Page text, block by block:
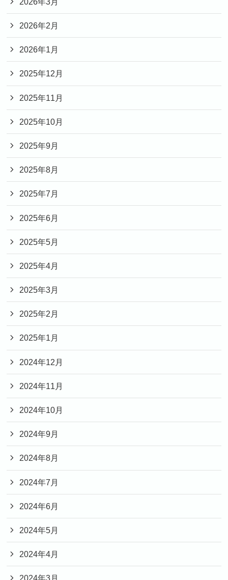
2026年2月
2026年1月
2025年12月
2025年11月
2025年10月
2025年9月
2025年8月
2025年7月
2025年6月
2025年5月
2025年4月
2025年3月
2025年2月
2025年1月
2024年12月
2024年11月
2024年10月
2024年9月
2024年8月
2024年7月
2024年6月
2024年5月
2024年4月
2024年3月